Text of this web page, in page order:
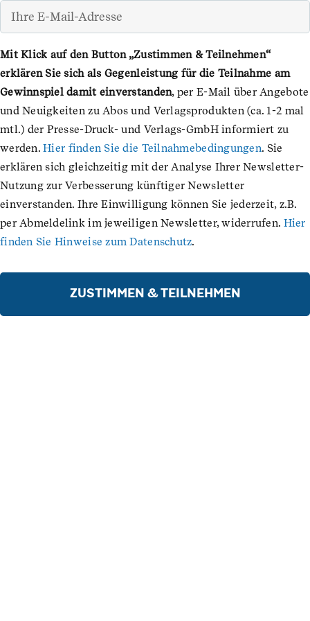
Zum
springen
*
Mit Klick auf den Button „Zustimmen & Teilnehmen“
erklären Sie sich als Gegenleistung für die Teilnahme am
Gewinnspiel damit einverstanden, per E-Mail über Angebote
und Neuigkeiten zu Abos und Verlagsprodukten (ca. 1-2 mal
mtl.) der Presse-Druck- und Verlags-GmbH informiert zu
werden.Hier finden Sie die Teilnahmebedingungen. Sie
erklären sich gleichzeitig mit der Analyse Ihrer Newsletter-
Nutzung zur Verbesserung künftiger Newsletter
einverstanden. Ihre Einwilligung können Sie jederzeit, z.B.
per Abmeldelink im jeweiligen Newsletter, widerrufen. Hier
finden Sie Hinweise zum Datenschutz.